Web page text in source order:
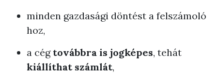
minden gazdasági döntést a felszámoló
hoz,
a cég továbbra is jogképes, tehát
kiállíthat számlát,